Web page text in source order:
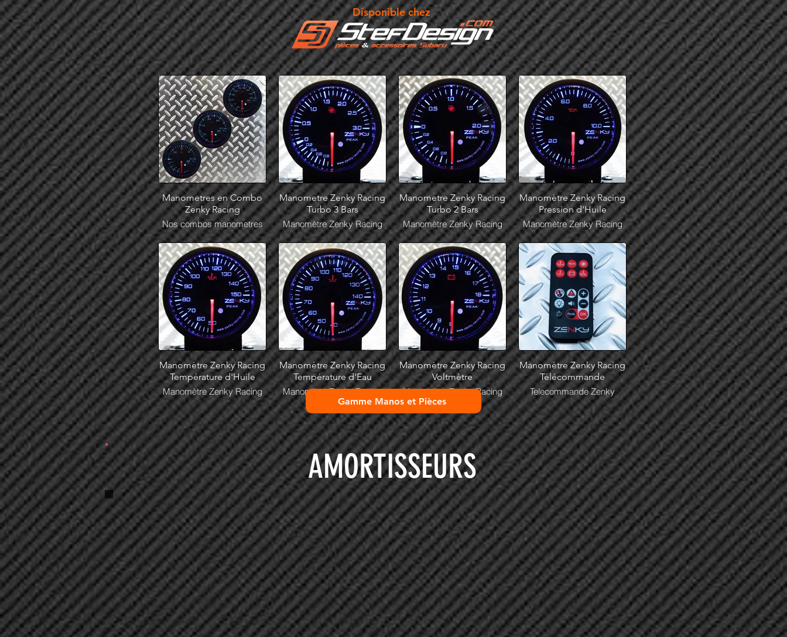
Disponible chez
Manometres en Combo
Zenky Racing
Nos combos manometres
en stock chez Stef Design
Manometre Zenky Racing
Turbo 3 Bars
Manomètre Zenky Racing
Turbo 3 Bars en stock chez
Stef Design
Manometre Zenky Racing
Turbo 2 Bars
Manomètre Zenky Racing
Turbo 2 Bars en stock chez
Stef Design
Manomètre Zenky Racing
Pression d'Huile
Manomètre Zenky Racing
Pression d'Huile en stock
chez Stef Design
Manomètre Zenky Racing
Température d'Huile
Manomètre Zenky Racing
Température d'Huile en
stock chez Stef Design
Manomètre Zenky Racing
Température d'Eau
Manomètre Zenky Racing
Température d'Eau en stock
chez Stef Design
Manomètre Zenky Racing
Voltmètre
Manomètre Zenky Racing
Tension de Batterie en stock
chez Stef Design
Manomètre Zenky Racing
Télécommande
Telecommande Zenky
Racing en stock chez Stef
Design
Gamme Manos et Pièces
AMORTISSEURS